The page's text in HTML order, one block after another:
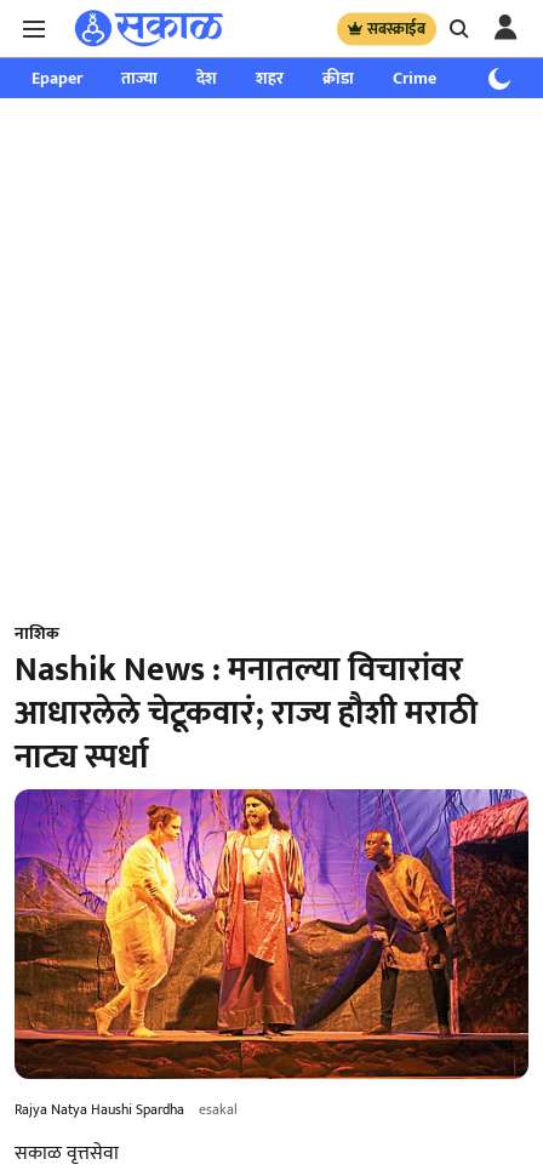
सबस्क्राईब
Epaper ताज्या देश शहर क्रीडा Crime साप्ताहिक
नाशिक
Nashik News : मनातल्या विचारांवर
आधारलेले चेटूकवारं; राज्य हौशी मराठी
नाट्य स्पर्धा
Rajya Natya Haushi Spardha esakal
सकाळ वृत्तसेवा